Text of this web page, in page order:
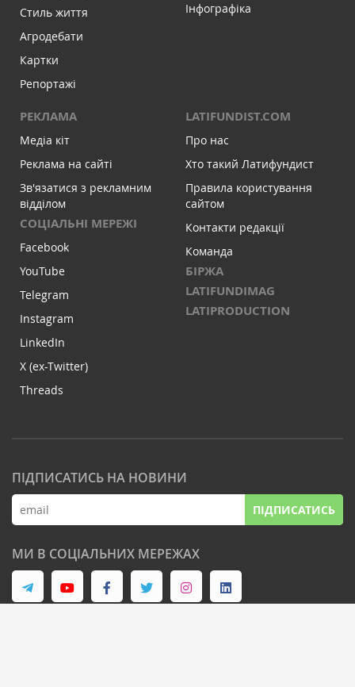
Стиль життя
Агродебати
Картки
Репортажі
Інфографіка
РЕКЛАМА
Медіа кіт
Реклама на сайті
Зв'язатися з рекламним
відділом
СОЦІАЛЬНІ МЕРЕЖІ
Facebook
YouTube
Telegram
Instagram
LinkedIn
X (ex-Twitter)
Threads
LATIFUNDIST.COM
Про нас
Хто такий Латифундист
Правила користування
сайтом
Контакти редакції
Команда
БІРЖА
LATIFUNDIMAG
LATIPRODUCTION
ПІДПИСАТИСЬ НА НОВИНИ
ПІДПИСАТИСЬ
МИ В СОЦІАЛЬНИХ МЕРЕЖАХ